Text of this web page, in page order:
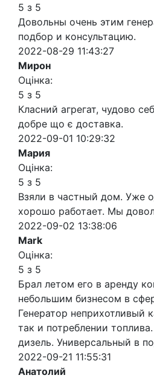
5 з 5
Довольны очень этим
подбор и консультацию.
2022-08-29 11:43:27
Мирон
Оцінка:
5 з 5
Класний агрегат, чудово
добре що є доставка.
2022-09-01 10:29:32
Мария
Оцінка:
5 з 5
Взяли в частный дом. Уже
хорошо работает. Мы
2022-09-02 13:38:06
Mark
Оцінка:
5 з 5
Брал летом его в аренду
небольшим бизнесом в
Генератор неприхотливый
так и потреблении
дизель. Универсальный в
2022-09-21 11:55:31
Анатолий